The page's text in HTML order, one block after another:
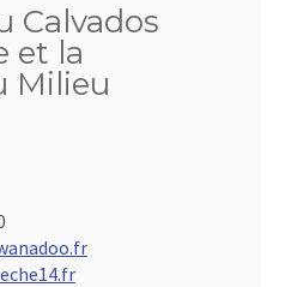
Calvados
et la
Milieu